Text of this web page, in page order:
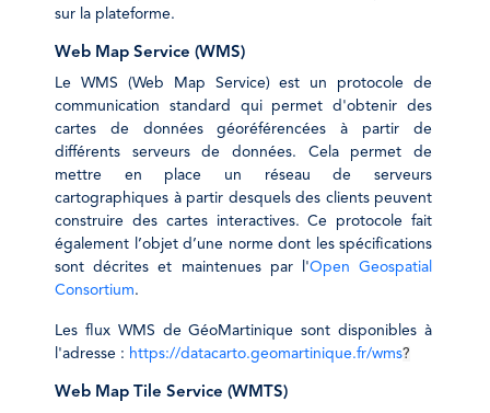
sur la plateforme.
Web Map Service (WMS)
Le WMS (Web Map Service) est un protocole de
communication standard qui permet d'obtenir des
cartes de données géoréférencées à partir de
différents serveurs de données. Cela permet de
mettre en place un réseau de serveurs
cartographiques à partir desquels des clients peuvent
construire des cartes interactives. Ce protocole fait
également l’objet d’une norme dont les spécifications
sont décrites et maintenues par l'Open Geospatial
Consortium.
Les flux WMS de GéoMartinique sont disponibles à
l'adresse : https://datacarto.geomartinique.fr/wms?
Web Map Tile Service (WMTS)